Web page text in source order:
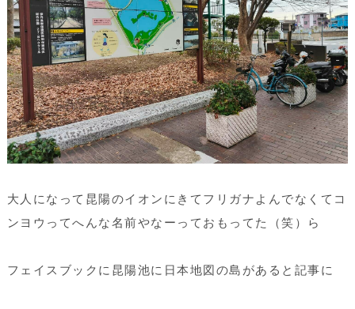
大人になって昆陽のイオンにきてフリガナよんでなくてコ
ンヨウってへんな名前やなーっておもってた（笑）ら
フェイスブックに昆陽池に日本地図の島があると記事に